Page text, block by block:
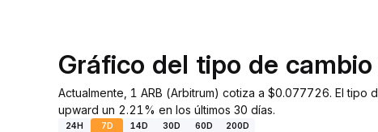
Gráfico del tipo de cambio
Actualmente, 1 ARB (Arbitrum) cotiza a $0.077726. El tipo
upward un 2.21% en los últimos 30 días.
24H 7D 14D 30D 60D 200D